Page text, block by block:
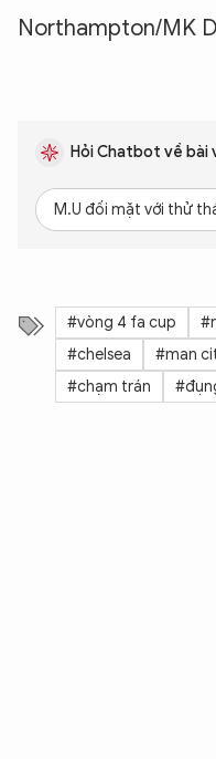
Northampton/MK
Hỏi Chatbot về bài
M.U đối mặt với thử
#vòng 4 fa cup
#chelsea
#man
#chạm trán